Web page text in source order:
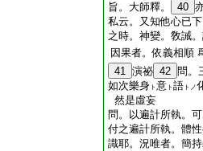
旨。大師釋。
40
私云。又知他心已
之時。神變。敎誡
因果者。依義相順
41 演祕 42 問。
如次樂身 ト 意 ト 語 トノ
然是虛妄
問。以遍計所執。
付之遍計所執。體
識耶。況唯者。簡